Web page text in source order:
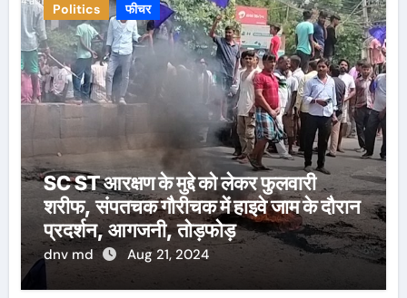
Politics फीचर
SC ST आरक्षण के मुद्दे को लेकर फुलवारी
शरीफ, संपतचक गौरीचक में हाइवे जाम के दौरान
प्रदर्शन, आगजनी, तोड़फोड़
dnv md Aug 21, 2024